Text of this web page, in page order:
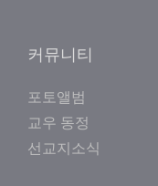
커뮤니티
포토앨범
교우 동정
선교지소식